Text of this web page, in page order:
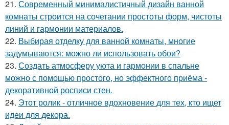
21. Современный минималистичный дизайн ванной
комнаты строится на сочетании простоты форм, чистоты
линий и гармонии материалов.
22. Выбирая отделку для ванной комнаты, многие
задумываются: можно ли использовать обои?
23. Создать атмосферу уюта и гармонии в спальне
можно с помощью простого, но эффектного приёма -
декоративной росписи стен.
24. Этот ролик - отличное вдохновение для тех, кто ищет
идеи для декора.